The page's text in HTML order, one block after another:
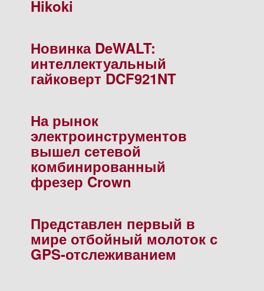
Hikoki
Новинка DeWALT:
интеллектуальный
гайковерт DCF921NT
На рынок
электроинструментов
вышел сетевой
комбинированный
фрезер Crown
Представлен первый в
мире отбойный молоток с
GPS-отслеживанием